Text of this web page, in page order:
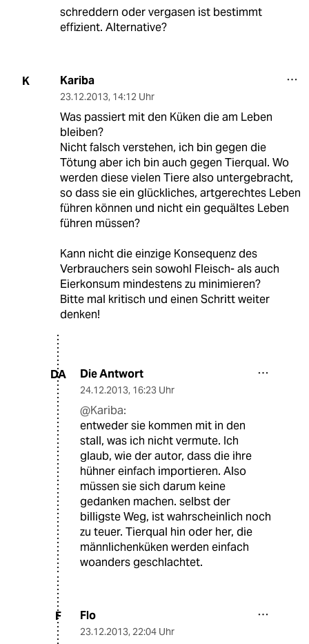
schreddern oder vergasen ist bestimmt
effizient. Alternative?
K Kariba
23.12.2013, 14:12 Uhr
Was passiert mit den Küken die am Leben
bleiben?
Nicht falsch verstehen, ich bin gegen die
Tötung aber ich bin auch gegen Tierqual. Wo
werden diese vielen Tiere also untergebracht,
so dass sie ein glückliches, artgerechtes Leben
führen können und nicht ein gequältes Leben
führen müssen?
Kann nicht die einzige Konsequenz des
Verbrauchers sein sowohl Fleisch- als auch
Eierkonsum mindestens zu minimieren?
Bitte mal kritisch und einen Schritt weiter
denken!
DA Die Antwort
24.12.2013, 16:23 Uhr
@Kariba:
entweder sie kommen mit in den
stall, was ich nicht vermute. Ich
glaub, wie der autor, dass die ihre
hühner einfach importieren. Also
müssen sie sich darum keine
gedanken machen. selbst der
billigste Weg, ist wahrscheinlich noch
zu teuer. Tierqual hin oder her, die
männlichenküken werden einfach
woanders geschlachtet.
F Flo
23.12.2013, 22:04 Uhr